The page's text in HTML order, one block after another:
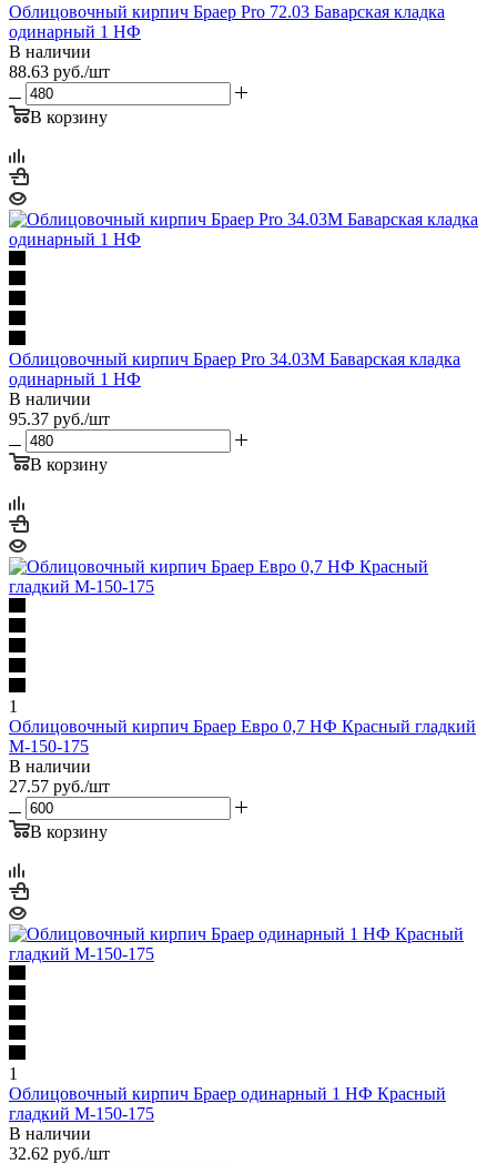
Облицовочный кирпич Браер Pro 72.03 Баварская кладка
одинарный 1 НФ
В наличии
88.63 руб./шт
В корзину
Облицовочный кирпич Браер Pro 34.03M Баварская кладка
одинарный 1 НФ
В наличии
95.37 руб./шт
В корзину
1
Облицовочный кирпич Браер Евро 0,7 НФ Красный гладкий
М-150-175
В наличии
27.57 руб./шт
В корзину
1
Облицовочный кирпич Браер одинарный 1 НФ Красный
гладкий М-150-175
В наличии
32.62 руб./шт